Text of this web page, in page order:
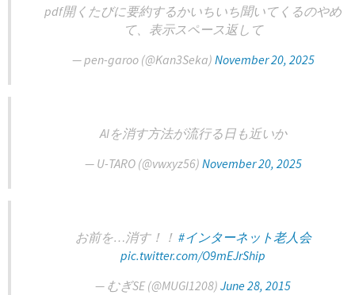
pdf開くたびに要約するかいちいち聞いてくるのやめ
て、表示スペース返して
— pen-garoo (@Kan3Seka) November 20, 2025
AIを消す方法が流行る日も近いか
— ️U-TARO (@vwxyz56) November 20, 2025
お前を…消す！！ #インターネット老人会
pic.twitter.com/O9mEJrShip
— むぎSE (@MUGI1208) June 28, 2015